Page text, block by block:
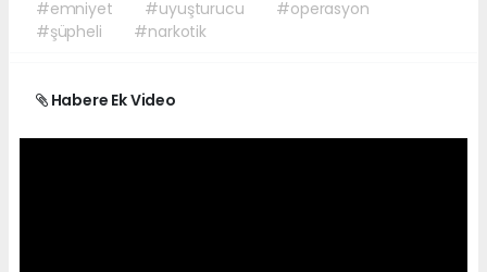
#emniyet #uyuşturucu
#operasyon
#şüpheli
#narkotik
Habere Ek Video